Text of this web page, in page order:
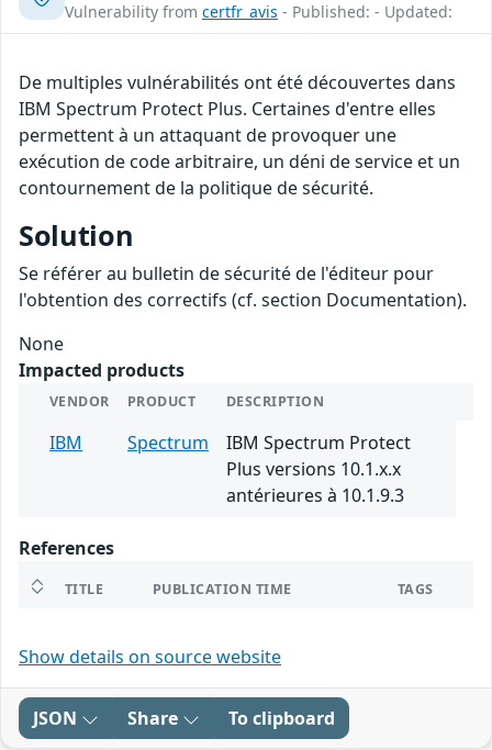
Vulnerability from certfr_avis - Published: - Updated:
De multiples vulnérabilités ont été découvertes dans
IBM Spectrum Protect Plus. Certaines d'entre elles
permettent à un attaquant de provoquer une
exécution de code arbitraire, un déni de service et un
contournement de la politique de sécurité.
Solution
Se référer au bulletin de sécurité de l'éditeur pour
l'obtention des correctifs (cf. section Documentation).
None
Impacted products
VENDOR PRODUCT DESCRIPTION
IBM Spectrum
IBM Spectrum Protect
Plus versions 10.1.x.x
antérieures à 10.1.9.3
References
TITLE PUBLICATION TIME TAGS
Show details on source website
JSON Share To clipboard